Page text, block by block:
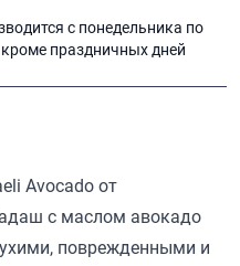
с понедельника по
кроме праздничных дней
Avocado от
с маслом авокадо
поврежденными и